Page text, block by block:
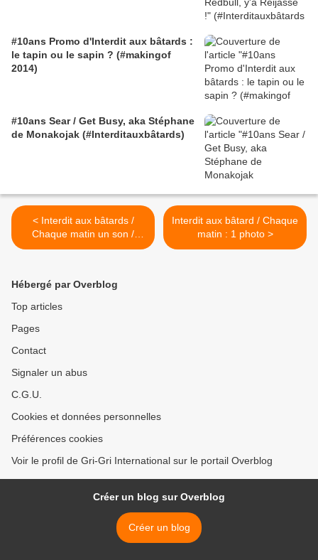
#10ans Promo d'Interdit aux bâtards :
le tapin ou le sapin ? (#makingof
2014)
#10ans Sear / Get Busy, aka Stéphane
de Monakojak (#Interditauxbâtards)
< Interdit aux bâtards /
Chaque matin un son /
Biggie : Party & bullshit
Interdit aux bâtard / Chaque
matin : 1 photo >
Hébergé par Overblog
Top articles
Pages
Contact
Signaler un abus
C.G.U.
Cookies et données personnelles
Préférences cookies
Voir le profil de Gri-Gri International sur le portail Overblog
Créer un blog sur Overblog
Créer un blog